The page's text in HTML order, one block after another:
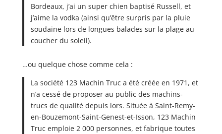
Bordeaux, j’ai un super chien baptisé Russell, et
j’aime la vodka (ainsi qu’être surpris par la pluie
soudaine lors de longues balades sur la plage au
coucher du soleil).
…ou quelque chose comme cela :
La société 123 Machin Truc a été créée en 1971, et
n’a cessé de proposer au public des machins-
trucs de qualité depuis lors. Située à Saint-Remy-
en-Bouzemont-Saint-Genest-et-Isson, 123 Machin
Truc emploie 2 000 personnes, et fabrique toutes